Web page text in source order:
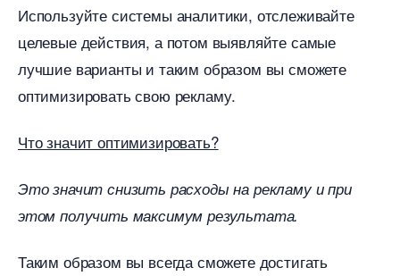
Используйте системы аналитики, отслеживайте
целевые действия, а потом выявляйте самые
лучшие варианты и таким образом вы сможете
оптимизировать свою рекламу.
Что значит оптимизировать?
Это значит снизить расходы на рекламу и при
этом получить максимум результата.
Таким образом вы всегда сможете достигать